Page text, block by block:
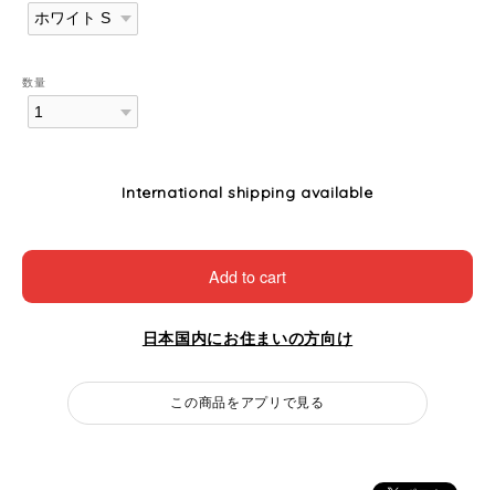
数量
International shipping available
Add to cart
日本国内にお住まいの方向け
この商品をアプリで見る